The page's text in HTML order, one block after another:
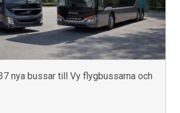
nya bussar till Vy flygbussarna och